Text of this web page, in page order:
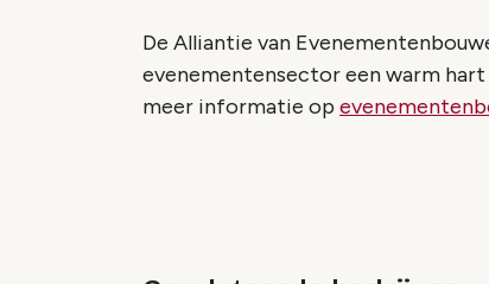
De Alliantie van
evenementensector een warm
meer informatie op